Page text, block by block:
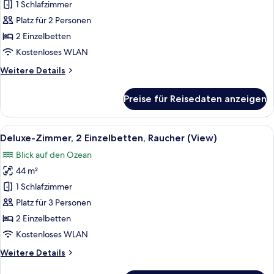
Executive-
Zimmer,
2 Einzelbetten
anzeigen
1 Schlafzimmer
Platz für 2 Personen
2 Einzelbetten
Kostenloses WLAN
Weitere Details
Weitere
Zimmer,
2 Einzelbetten
Preise für Reisedaten anzeigen
Alle
Fotos
für
Deluxe-
Zimmer,
2 Einzelbetten,
Raucher
(View)
Ein Hotelzimmer mit zwei Betten,
10
Deluxe-Zimmer, 2 Einzelbetten, Raucher (View)
Blick auf den Ozean
44 m²
1 Schlafzimmer
Platz für 3 Personen
2 Einzelbetten
Kostenloses WLAN
Weitere Details
Weitere